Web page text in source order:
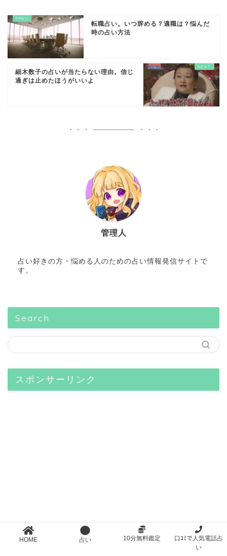
転職占い。いつ辞める？適職は？悩んだ
時の占い方法
細木数子の占いが当たらない理由。信じ
過ぎは止めたほうがいいよ
管理人
占い好きの方・悩める人のための占い情報発信サイトで
す。
Search
スポンサーリンク
HOME 占い 10分無料鑑定
口ｺﾐで人気電話占
い